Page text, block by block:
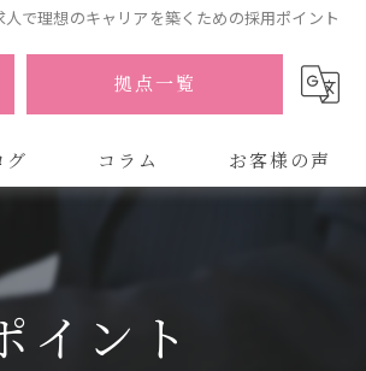
人で理想のキャリアを築くための採用ポイント
拠点一覧
ィス
ス
グ コラム お客様の声
イント